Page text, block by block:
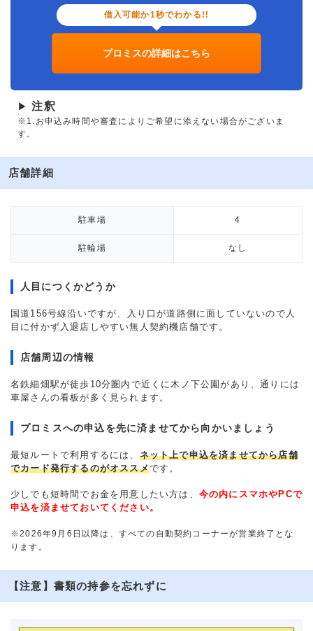
借入可能か1秒でわかる!!
プロミスの詳細はこちら
▶ 注釈
※1.お申込み時間や審査によりご希望に添えない場合がございま
す。
店舗詳細
駐車場 4
駐輪場 なし
人目につくかどうか
国道156号線沿いですが、入り口が道路側に面していないので人
目に付かず入退店しやすい無人契約機店舗です。
店舗周辺の情報
名鉄細畑駅が徒歩10分圏内で近くに木ノ下公園があり、通りには
車屋さんの看板が多く見られます。
プロミスへの申込を先に済ませてから向かいましょう
最短ルートで利用するには、 ネット上で申込を済ませてから店舗
でカード発行するのがオススメです。
少しでも短時間でお金を用意したい方は、 今の内にスマホやPCで
申込を済ませておいてください。
※2026年9月6日以降は、すべての自動契約コーナーが営業終了とな
ります。
【注意】書類の持参を忘れずに